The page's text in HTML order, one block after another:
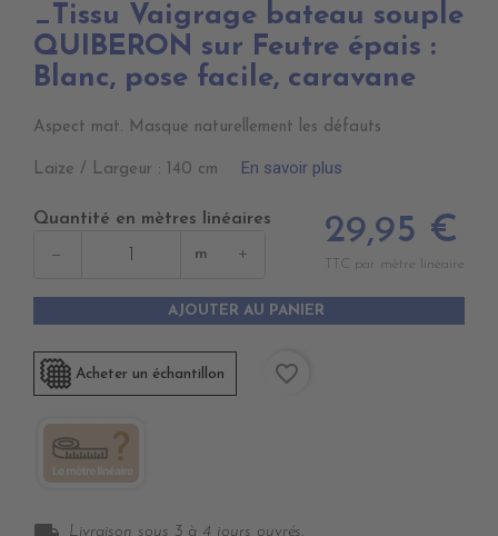
_Tissu Vaigrage bateau souple
QUIBERON sur Feutre épais :
Blanc, pose facile, caravane
Aspect mat. Masque naturellement les défauts
Laize / Largeur : 140 cm En savoir plus
Quantité en mètres linéaires
− m +
29,95 €
TTC par mètre linéaire
AJOUTER AU PANIER
Acheter un échantillon favorite_border
Livraison sous 3 à 4 jours ouvrés.